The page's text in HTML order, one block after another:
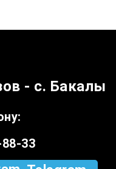
- с. Бакалы
33